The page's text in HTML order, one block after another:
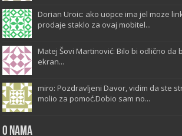
Dorian Uroic: ako uopce ima jel moze
prodaje staklo za ovaj mobitel...
Matej Šovi Martinović: Bilo bi odlično da
ekran...
miro: Pozdravljeni Davor, vidim da ste
molio za pomoć.Dobio sam no...
O Nama